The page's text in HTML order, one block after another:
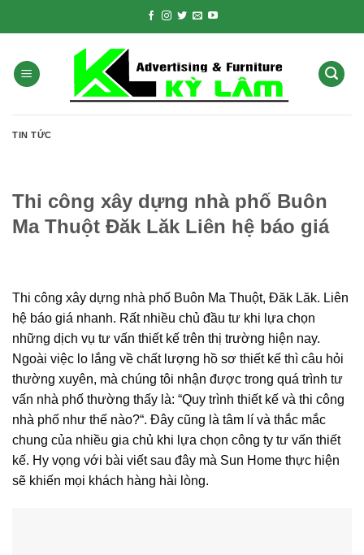
TIN TỨC
Thi công xây dựng nhà phố Buôn
Ma Thuột Đăk Lăk Liên hệ báo giá
Thi công xây dựng nhà phố Buôn Ma Thuột, Đăk Lăk. Liên
hệ báo giá nhanh. Rất nhiều chủ đầu tư khi lựa chọn
những dịch vụ tư vấn thiết kế trên thị trường hiện nay.
Ngoài việc lo lắng về chất lượng hồ sơ thiết kế thì câu hỏi
thường xuyên, mà chúng tôi nhận được trong quá trình tư
vấn nhà phố thường thấy là: “Quy trình thiết kế và thi công
nhà phố như thế nào?“. Đây cũng là tâm lí và thắc mắc
chung của nhiều gia chủ khi lựa chọn công ty tư vấn thiết
kế. Hy vọng với bài viết sau đây mà Sun Home thực hiện
sẽ khiến mọi khách hàng hài lòng.